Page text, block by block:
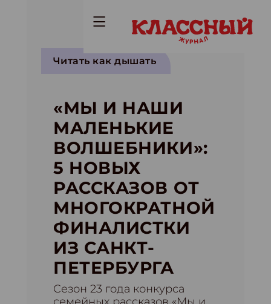
Читать как дышать
«МЫ И НАШИ
МАЛЕНЬКИЕ
ВОЛШЕБНИКИ»:
5 НОВЫХ
РАССКАЗОВ ОТ
МНОГОКРАТНОЙ
ФИНАЛИСТКИ
ИЗ САНКТ-
ПЕТЕРБУРГА
Cезон 23 года конкурса